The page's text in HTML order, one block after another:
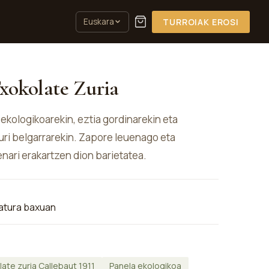
Euskara TURROIAK EROSI
Zuria
eztia gordinarekin eta
belgarrarekin. Zapore leuenago eta
erakartzen dion barietatea.
baxuan
zuria Callebaut 1911
Panela ekologikoa